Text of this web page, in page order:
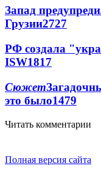
Запад
Грузии2727
РФ создала
ISW1817
Сюжет
это было1479
Читать комментарии
Полная версия сайта